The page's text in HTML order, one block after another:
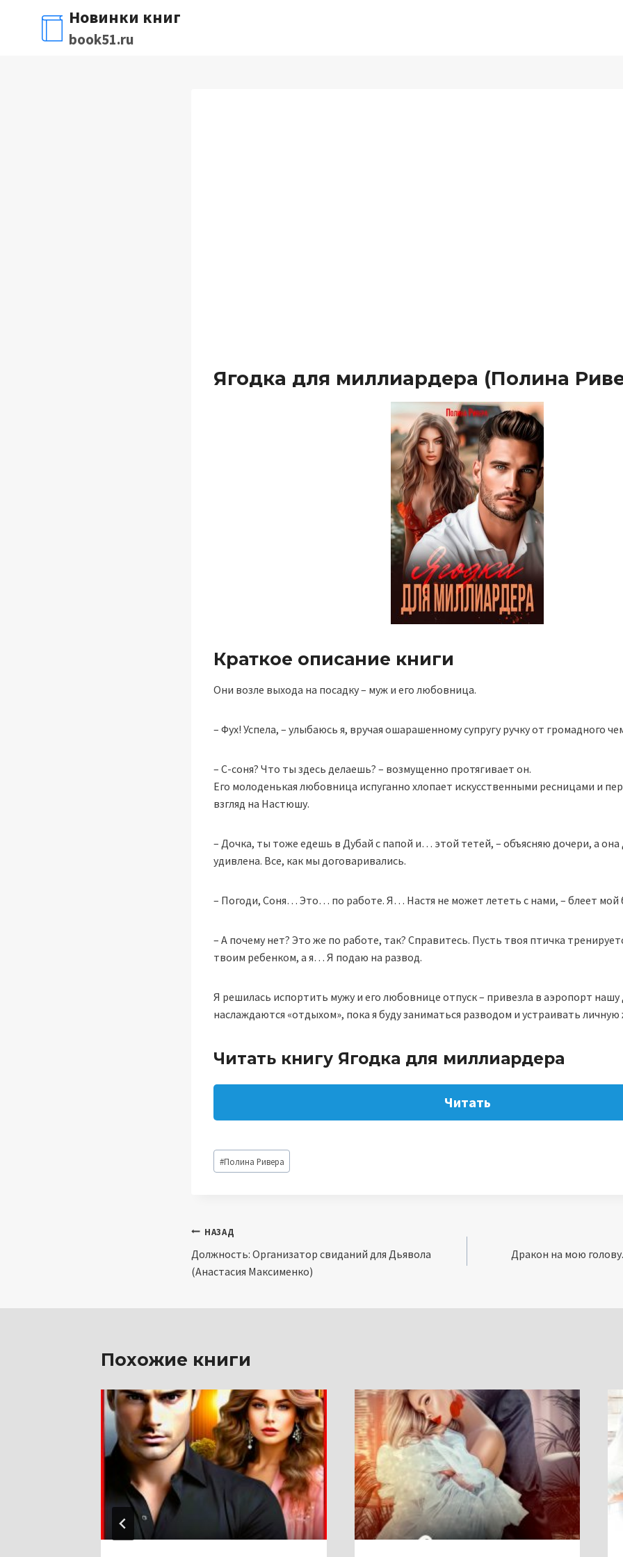
содержимому
Новинки книг
book51.ru
Ягодка для миллиардера (Полина
Краткое описание книги
Они возле выхода на посадку – муж и его любовница.
– Фух! Успела, – улыбаюсь я, вручая ошарашенному супругу ручку от громадного
– С-соня? Что ты здесь делаешь? – возмущенно протягивает он.
Его молоденькая любовница испуганно хлопает искусственными ресницами и
взгляд на Настюшу.
– Дочка, ты тоже едешь в Дубай с папой и… этой тетей, – объясняю дочери, а она
удивлена. Все, как мы договаривались.
– Погоди, Соня… Это… по работе. Я… Настя не может лететь с нами, – блеет мой
– А почему нет? Это же по работе, так? Справитесь. Пусть твоя птичка
твоим ребенком, а я… Я подаю на развод.
Я решилась испортить мужу и его любовнице отпуск – привезла в аэропорт нашу
наслаждаются «отдыхом», пока я буду заниматься разводом и устраивать
Читать книгу Ягодка для миллиардера
Читать
Метки
записи:
#Полина Ривера
Навигация
по
НАЗАД
Должность: Организатор свиданий для Дьявола
(Анастасия Максименко)
Дракон на мою
Похожие книги